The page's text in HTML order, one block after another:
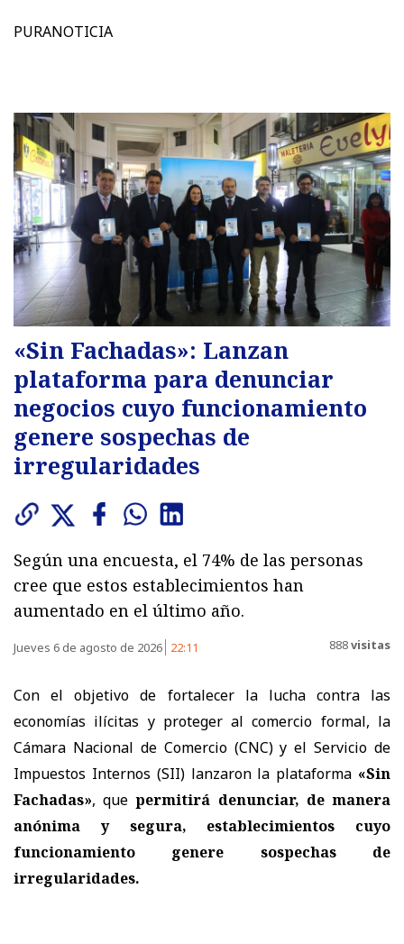
PURANOTICIA
«Sin Fachadas»: Lanzan
plataforma para denunciar
negocios cuyo funcionamiento
genere sospechas de
irregularidades
Según una encuesta, el 74% de las personas
cree que estos establecimientos han
aumentado en el último año.
Jueves 6 de agosto de 2026 22:11 888visitas
Con el objetivo de fortalecer la lucha contra las
economías ilícitas y proteger al comercio formal, la
Cámara Nacional de Comercio (CNC) y el Servicio de
Impuestos Internos (SII) lanzaron la plataforma «Sin
Fachadas», quepermitirá denunciar, de manera
anónima y segura, establecimientos cuyo
funcionamiento genere sospechas de
irregularidades.